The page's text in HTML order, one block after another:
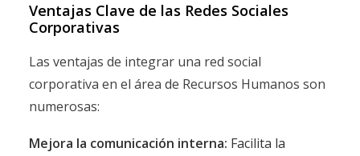
Ventajas Clave de las Redes Sociales
Corporativas
Las ventajas de integrar una red social
corporativa en el área de Recursos Humanos son
numerosas:
Mejora la comunicación interna: Facilita la